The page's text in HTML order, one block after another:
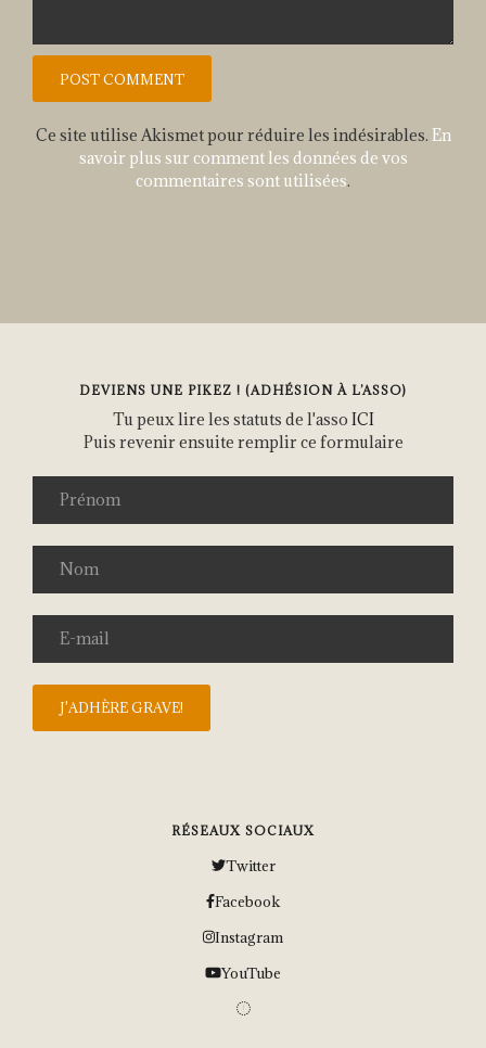
Ce site utilise Akismet pour réduire les indésirables. En
savoir plus sur comment les données de vos
commentaires sont utilisées.
DEVIENS UNE PIKEZ ! (ADHÉSION À L’ASSO)
Tu peux lire les statuts de l'asso ICI
Puis revenir ensuite remplir ce formulaire
RÉSEAUX SOCIAUX
Twitter
Facebook
Instagram
YouTube